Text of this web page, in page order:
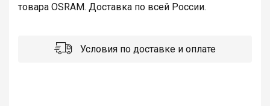
товара OSRAM. Доставка по всей России.
Условия по доставке и оплате